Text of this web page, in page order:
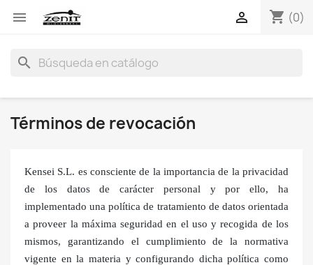
 shopping_cart (0)

search
Términos de revocación
Kensei S.L. es consciente de la importancia de la privacidad
de los datos de carácter personal y por ello, ha
implementado una política de tratamiento de datos orientada
a proveer la máxima seguridad en el uso y recogida de los
mismos, garantizando el cumplimiento de la normativa
vigente en la materia y configurando dicha política como